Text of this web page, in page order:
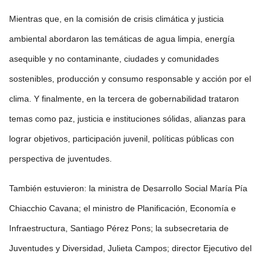
Mientras que, en la comisión de crisis climática y justicia
ambiental abordaron las temáticas de agua limpia, energía
asequible y no contaminante, ciudades y comunidades
sostenibles, producción y consumo responsable y acción por el
clima. Y finalmente, en la tercera de gobernabilidad trataron
temas como paz, justicia e instituciones sólidas, alianzas para
lograr objetivos, participación juvenil, políticas públicas con
perspectiva de juventudes.
También estuvieron: la ministra de Desarrollo Social María Pía
Chiacchio Cavana; el ministro de Planificación, Economía e
Infraestructura, Santiago Pérez Pons; la subsecretaria de
Juventudes y Diversidad, Julieta Campos; director Ejecutivo del